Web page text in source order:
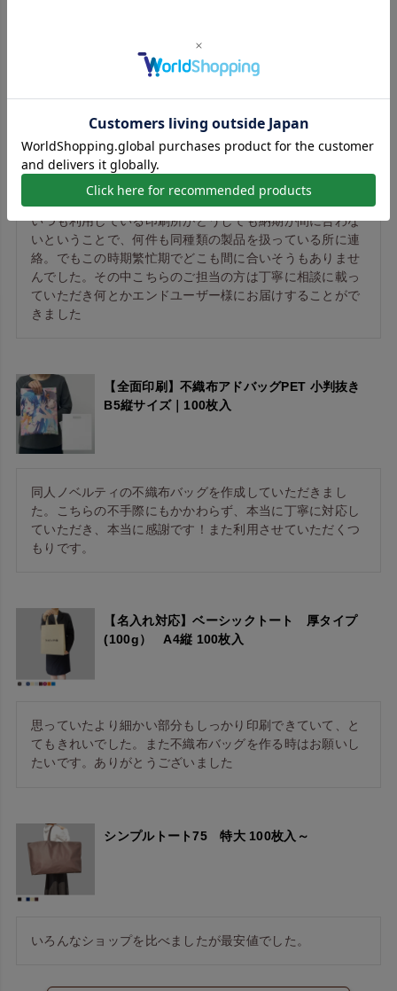
【全面印刷｜フチあり】不織布アドバッグPET
持ち手付き A4縦サイズ｜100枚入
いつも利用している印刷所がどうしても納期が間に合わな
いということで、何件も同種類の製品を扱っている所に連
絡。でもこの時期繁忙期でどこも間に合いそうもありませ
んでした。その中こちらのご担当の方は丁寧に相談に載っ
ていただき何とかエンドユーザー様にお届けすることがで
【全面印刷】不織布アドバッグPET 小判抜き
B5縦サイズ｜100枚入
同人ノベルティの不織布バッグを作成していただきまし
た。こちらの不手際にもかかわらず、本当に丁寧に対応し
ていただき、本当に感謝です！また利用させていただくつ
もりです。
【名入れ対応】ベーシックトート 厚タイプ
(100g） A4縦 100枚入
思っていたより細かい部分もしっかり印刷できていて、と
てもきれいでした。また不織布バッグを作る時はお願いし
たいです。ありがとうございました
シンプルトート75 特大 100枚入～
いろんなショップを比べましたが最安値でした。